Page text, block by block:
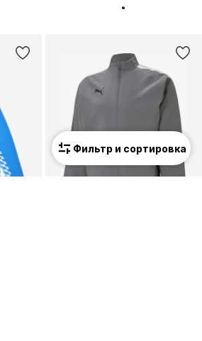
Фильтр и сортировка